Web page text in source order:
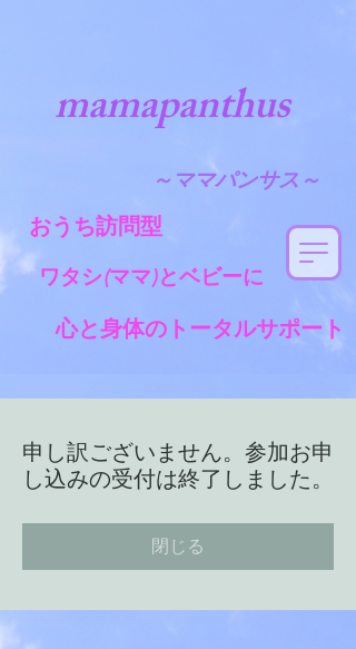
mamapanthus
～ ママパンサス～
おうち訪問型
ワタシ(ママ)とベビーに
心と身体のトータルサポート
申し訳ございません。参加お申
し込みの受付は終了しました。
閉じる
「温活ハー